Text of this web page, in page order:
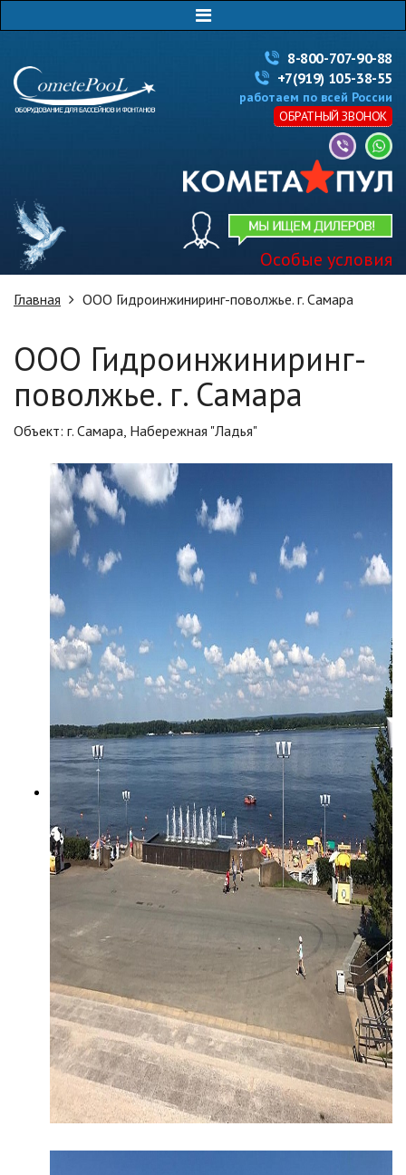
8-800-707-90-88
+7(919) 105-38-55
работаем по всей России
ОБРАТНЫЙ ЗВОНОК
Особые условия
Главная ООО Гидроинжиниринг-поволжье. г. Самара
ООО Гидроинжиниринг-
поволжье. г. Самара
Объект: г. Самара, Набережная "Ладья"